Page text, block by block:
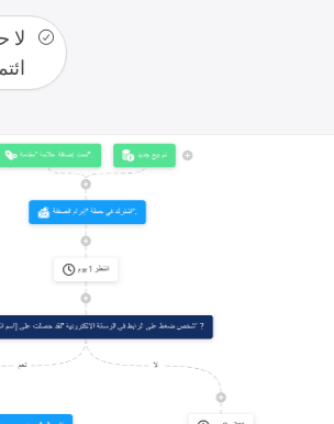
لا